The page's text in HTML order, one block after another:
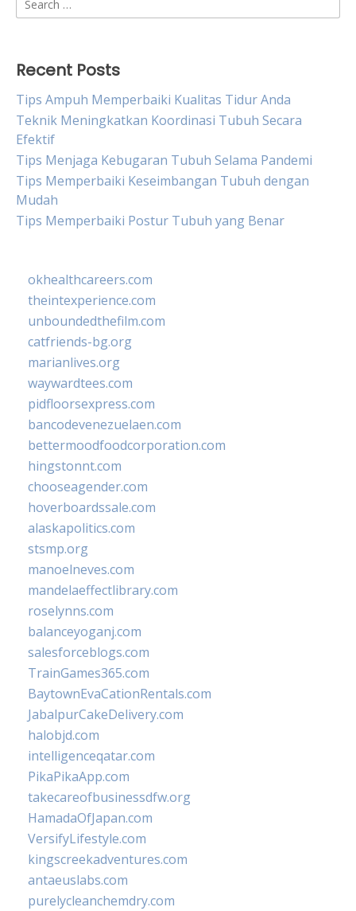
for:
Recent Posts
Tips Ampuh Memperbaiki Kualitas Tidur Anda
Teknik Meningkatkan Koordinasi Tubuh Secara
Efektif
Tips Menjaga Kebugaran Tubuh Selama Pandemi
Tips Memperbaiki Keseimbangan Tubuh dengan
Mudah
Tips Memperbaiki Postur Tubuh yang Benar
okhealthcareers.com
theintexperience.com
unboundedthefilm.com
catfriends-bg.org
marianlives.org
waywardtees.com
pidfloorsexpress.com
bancodevenezuelaen.com
bettermoodfoodcorporation.com
hingstonnt.com
chooseagender.com
hoverboardssale.com
alaskapolitics.com
stsmp.org
manoelneves.com
mandelaeffectlibrary.com
roselynns.com
balanceyoganj.com
salesforceblogs.com
TrainGames365.com
BaytownEvaCationRentals.com
JabalpurCakeDelivery.com
halobjd.com
intelligenceqatar.com
PikaPikaApp.com
takecareofbusinessdfw.org
HamadaOfJapan.com
VersifyLifestyle.com
kingscreekadventures.com
antaeuslabs.com
purelycleanchemdry.com